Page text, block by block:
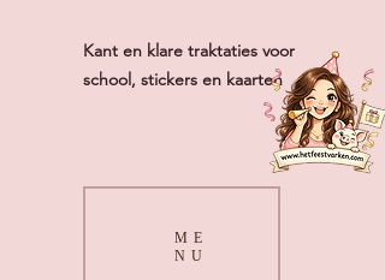
ME
NU
Kant en klare traktaties voor
school, stickers en kaarten